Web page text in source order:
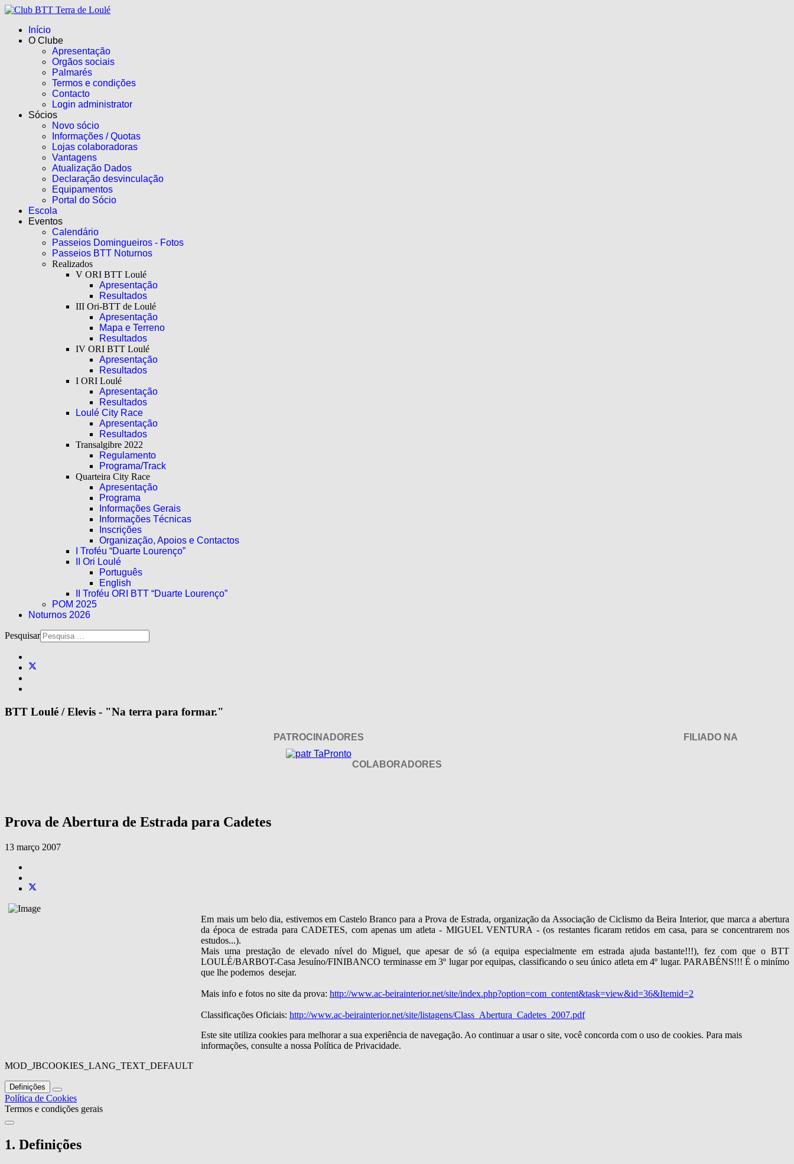
Início
O Clube
Apresentação
Orgãos sociais
Palmarés
Termos e condições
Contacto
Login administrator
Sócios
Novo sócio
Informações / Quotas
Lojas colaboradoras
Vantagens
Atualização Dados
Declaração desvinculação
Equipamentos
Portal do Sócio
Escola
Eventos
Calendário
Passeios Domingueiros - Fotos
Passeios BTT Noturnos
Realizados
V ORI BTT Loulé
Apresentação
Resultados
III Ori-BTT de Loulé
Apresentação
Mapa e Terreno
Resultados
IV ORI BTT Loulé
Apresentação
Resultados
I ORI Loulé
Apresentação
Resultados
Loulé City Race
Apresentação
Resultados
Transalgibre 2022
Regulamento
Programa/Track
Quarteira City Race
Apresentação
Programa
Informações Gerais
Informações Técnicas
Inscrições
Organização, Apoios e Contactos
I Troféu “Duarte Lourenço”
II Ori Loulé
Português
English
II Troféu ORI BTT “Duarte Lourenço”
POM 2025
Noturnos 2026
Pesquisar
BTT Loulé / Elevis - "Na terra para formar."
PATROCINADORES FILIADO NA
COLABORADORES
Prova de Abertura de Estrada para Cadetes
13 março 2007
Em mais um belo dia, estivemos em Castelo Branco para a Prova de Estrada, organização da Associação de Ciclismo da Beira Interior, que marca a abertura
da época de estrada para CADETES, com apenas um atleta - MIGUEL VENTURA - (os restantes ficaram retidos em casa, para se concentrarem nos
estudos...).
Mais uma prestação de elevado nível do Miguel, que apesar de só (a equipa especialmente em estrada ajuda bastante!!!), fez com que o BTT
LOULÉ/BARBOT-Casa Jesuíno/FINIBANCO terminasse em 3º lugar por equipas, classificando o seu único atleta em 4º lugar. PARABÉNS!!! É o minímo
que lhe podemos desejar.
Mais info e fotos no site da prova: http://www.ac-beirainterior.net/site/index.php?option=com_content&task=view&id=36&Itemid=2
Classificações Oficiais: http://www.ac-beirainterior.net/site/listagens/Class_Abertura_Cadetes_2007.pdf
Este site utiliza cookies para melhorar a sua experiência de navegação. Ao continuar a usar o site, você concorda com o uso de cookies. Para mais
informações, consulte a nossa Política de Privacidade.
MOD_JBCOOKIES_LANG_TEXT_DEFAULT
Definições
Política de Cookies
Termos e condições gerais
1. Definições